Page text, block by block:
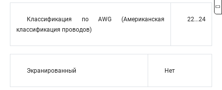
Классификация по AWG (Американская
классификация проводов)
22...24
Экранированный Нет